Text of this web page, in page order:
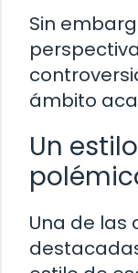
Sin
ámbito
Un
Una de